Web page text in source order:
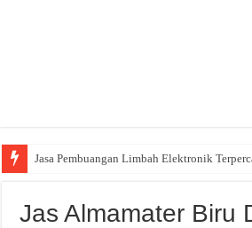
Jasa Pembuangan Limbah Elektronik
Jas Almamater Biru